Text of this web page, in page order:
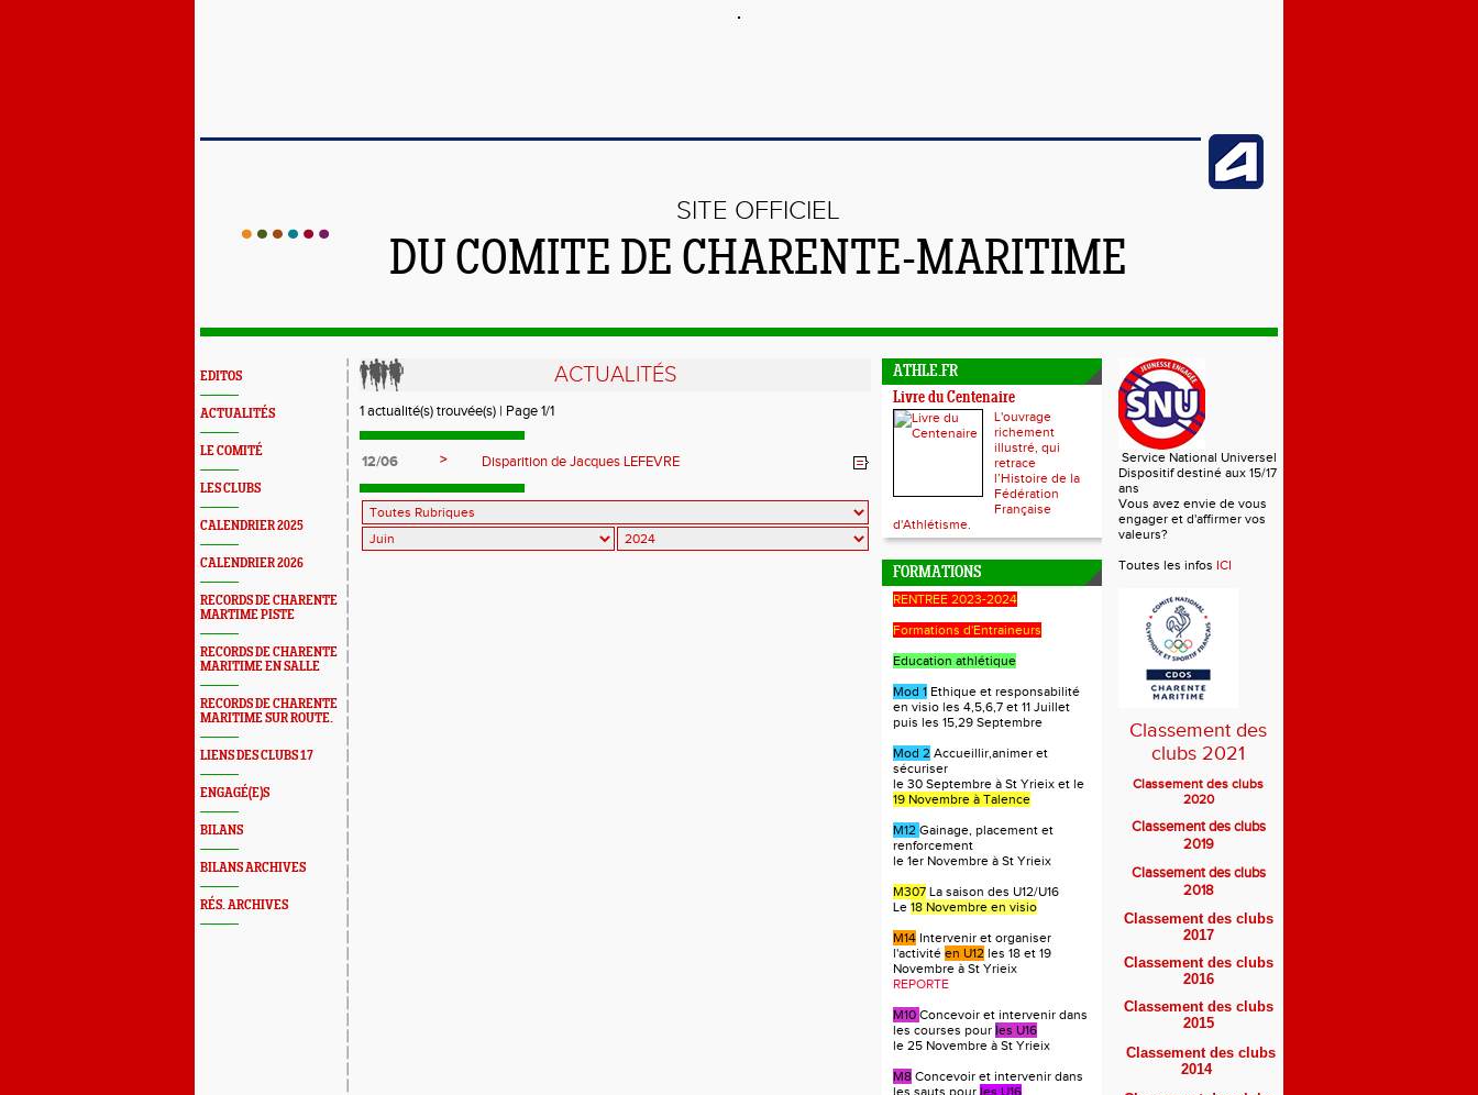
SITE OFFICIEL
DU COMITE DE CHARENTE-MARITIME
EDITOS
ACTUALITÉS
LE COMITÉ
LES CLUBS
CALENDRIER 2025
CALENDRIER 2026
RECORDS DE CHARENTE
MARTIME PISTE
RECORDS DE CHARENTE
MARITIME EN SALLE
RECORDS DE CHARENTE
MARITIME SUR ROUTE.
LIENS DES CLUBS 17
ENGAGÉ(E)S
BILANS
BILANS ARCHIVES
RÉS. ARCHIVES
ACTUALITÉS
1 actualité(s) trouvée(s) | Page 1/1
12/06 > Disparition de Jacques LEFEVRE
ATHLE.FR
Livre du Centenaire
L'ouvrage
richement
illustré, qui
retrace
l’Histoire de la
Fédération
Française
d'Athlétisme.
FORMATIONS
RENTREE 2023-2024
Formations d'Entraineurs
Education athlétique
Mod 1 Ethique et responsabilité
en visio les 4,5,6,7 et 11 Juillet
puis les 15,29 Septembre
Mod 2 Accueillir,animer et
sécuriser
le 30 Septembre à St Yrieix et le
19 Novembre à Talence
M12 Gainage, placement et
renforcement
le 1er Novembre à St Yrieix
M307 La saison des U12/U16
Le 18 Novembre en visio
M14 Intervenir et organiser
l'activité en U12 les 18 et 19
Novembre à St Yrieix
REPORTE
M10 Concevoir et intervenir dans
les courses pour les U16
le 25 Novembre à St Yrieix
M8 Concevoir et intervenir dans
les sauts pour les U16
Service National Universel
Dispositif destiné aux 15/17
ans
Vous avez envie de vous
engager et d'affirmer vos
valeurs?
Toutes les infos ICI
Classement des
clubs 2021
Classement des clubs
2020
Classement des clubs
2019
Classement des clubs
2018
Classement des clubs
2017
Classement des clubs
2016
Classement des clubs
2015
Classement des clubs
2014